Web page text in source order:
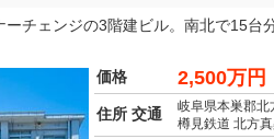
ーチェンジの3階建ビル。南北で15
価格
2,500万円
住所 交通
岐阜県本巣郡北
樽見鉄道 北方